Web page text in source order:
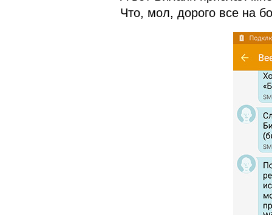
Что, мол, дорого все на